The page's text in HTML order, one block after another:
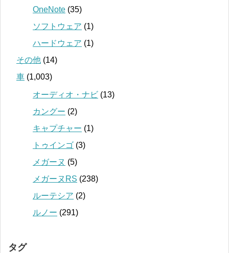
OneNote (35)
ソフトウェア (1)
ハードウェア (1)
その他 (14)
車 (1,003)
オーディオ・ナビ (13)
カングー (2)
キャプチャー (1)
トゥインゴ (3)
メガーヌ (5)
メガーヌRS (238)
ルーテシア (2)
ルノー (291)
タグ